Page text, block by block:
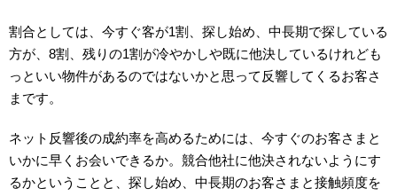
割合としては、今すぐ客が1割、探し始め、中長期で探している
方が、8割、残りの1割が冷やかしや既に他決しているけれども
っといい物件があるのではないかと思って反響してくるお客さ
まです。
ネット反響後の成約率を高めるためには、今すぐのお客さまと
いかに早くお会いできるか。競合他社に他決されないようにす
るかということと、探し始め、中長期のお客さまと接触頻度を